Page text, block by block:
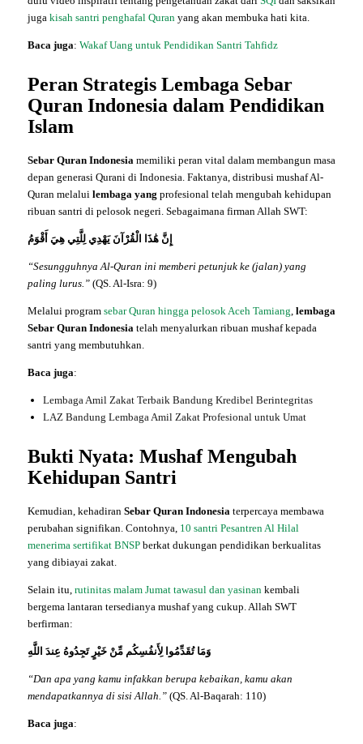
juga kisah santri penghafal Quran yang akan membuka hati kita.
Baca juga: Wakaf Uang untuk Pendidikan Santri Tahfidz
Peran Strategis Lembaga Sebar
Quran Indonesia dalam Pendidikan
Islam
Sebar Quran Indonesiamemiliki peran vital dalam membangun masa
depan generasi Qurani di Indonesia. Faktanya, distribusi mushaf Al-
Quran melalui lembaga yang profesional telah mengubah kehidupan
ribuan santri di pelosok negeri. Sebagaimana firman Allah SWT:
إِنَّ هَٰذَا الْقُرْآنَ يَهْدِي لِلَّتِي هِيَ أَقْوَمُ
“Sesungguhnya Al-Quran ini memberi petunjuk ke (jalan) yang
paling lurus.”(QS. Al-Isra: 9)
Melalui program sebar Quran hingga pelosok Aceh Tamiang, lembaga
Sebar Quran Indonesiatelah menyalurkan ribuan mushaf kepada
santri yang membutuhkan.
Baca juga:
Lembaga Amil Zakat Terbaik Bandung Kredibel Berintegritas
LAZ Bandung Lembaga Amil Zakat Profesional untuk Umat
Bukti Nyata: Mushaf Mengubah
Kehidupan Santri
Kemudian, kehadiran Sebar Quran Indonesia terpercaya membawa
perubahan signifikan. Contohnya, 10 santri Pesantren Al Hilal
menerima sertifikat BNSPberkat dukungan pendidikan berkualitas
yang dibiayai zakat.
Selain itu, rutinitas malam Jumat tawasul dan yasinankembali
bergema lantaran tersedianya mushaf yang cukup. Allah SWT
berfirman:
وَمَا تُقَدِّمُوا لِأَنفُسِكُم مِّنْ خَيْرٍ تَجِدُوهُ عِندَ اللَّهِ
“Dan apa yang kamu infakkan berupa kebaikan, kamu akan
mendapatkannya di sisi Allah.”(QS. Al-Baqarah: 110)
Baca juga: